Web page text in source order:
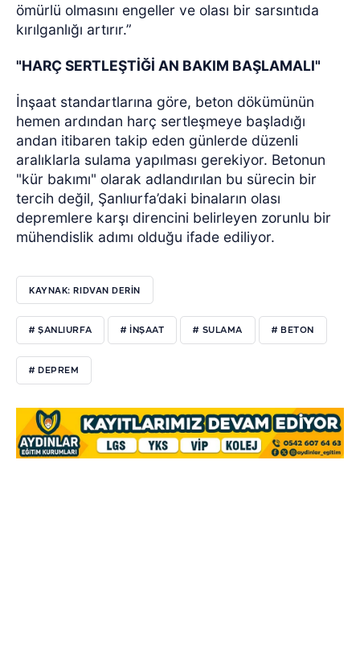
ömürlü olmasını engeller ve olası bir sarsıntıda
kırılganlığı artırır.”
"HARÇ SERTLEŞTİĞİ AN BAKIM BAŞLAMALI"
İnşaat standartlarına göre, beton dökümünün
hemen ardından harç sertleşmeye başladığı
andan itibaren takip eden günlerde düzenli
aralıklarla sulama yapılması gerekiyor. Betonun
"kür bakımı" olarak adlandırılan bu sürecin bir
tercih değil, Şanlıurfa’daki binaların olası
depremlere karşı direncini belirleyen zorunlu bir
mühendislik adımı olduğu ifade ediliyor.
KAYNAK: RIDVAN DERİN
# ŞANLIURFA # INŞAAT # SULAMA # BETON
# DEPREM